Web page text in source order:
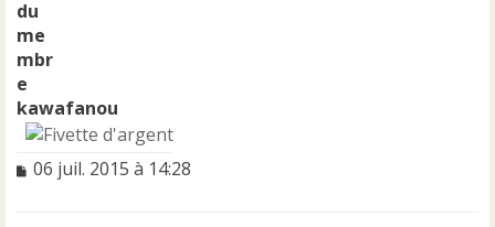
kawafanou
M
06 juil. 2015 à 14:28